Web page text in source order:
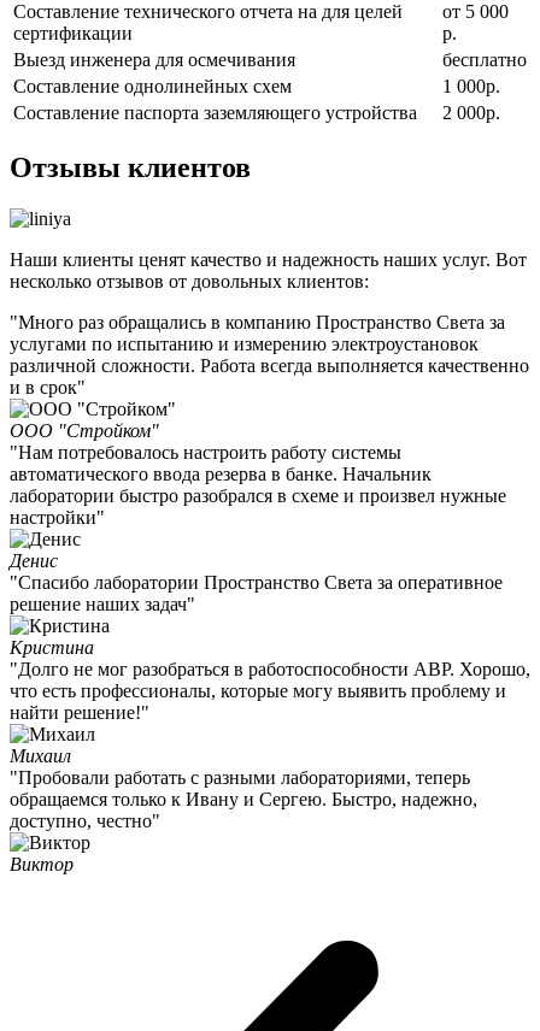
Составление технического отчета на для целей
сертификации
от 5 000
р.
Выезд инженера для осмечивания
бесплатно
Составление однолинейных схем
1 000р.
Составление паспорта заземляющего устройства
2 000р.
Отзывы клиентов
Наши клиенты ценят качество и надежность наших услуг. Вот
несколько отзывов от довольных клиентов:
"Много раз обращались в компанию Пространство Света за
услугами по испытанию и измерению электроустановок
различной сложности. Работа всегда выполняется качественно
и в срок"
ООО "Стройком"
"Нам потребовалось настроить работу системы
автоматического ввода резерва в банке. Начальник
лаборатории быстро разобрался в схеме и произвел нужные
настройки"
Денис
"Спасибо лаборатории Пространство Света за оперативное
решение наших задач"
Кристина
"Долго не мог разобраться в работоспособности АВР. Хорошо,
что есть профессионалы, которые могу выявить проблему и
найти решение!"
Михаил
"Пробовали работать с разными лабораториями, теперь
обращаемся только к Ивану и Сергею. Быстро, надежно,
доступно, честно"
Виктор